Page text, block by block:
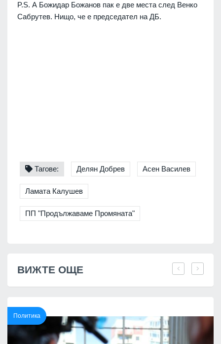
P.S. А Божидар Божанов пак е две места след Венко
Сабрутев. Нищо, че е председател на ДБ.
Тагове: Делян Добрев Асен Василев
Ламата Калушев
ПП "Продължаваме Промяната"
ВИЖТЕ ОЩЕ
Политика